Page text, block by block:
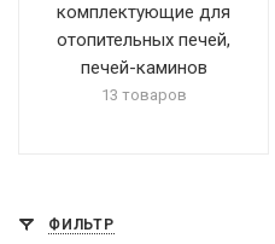
комплектующие для
отопительных печей,
печей-каминов
13 товаров
ФИЛЬТР